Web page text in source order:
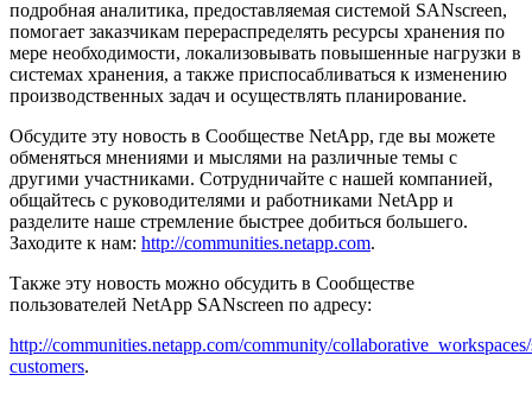
подробная аналитика, предоставляемая системой SANscreen,
помогает заказчикам перераспределять ресурсы хранения по
мере необходимости, локализовывать повышенные нагрузки в
системах хранения, а также приспосабливаться к изменению
производственных задач и осуществлять планирование.
Обсудите эту новость в Сообществе NetApp, где вы можете
обменяться мнениями и мыслями на различные темы с
другими участниками. Сотрудничайте с нашей компанией,
общайтесь с руководителями и работниками NetApp и
разделите наше стремление быстрее добиться большего.
Заходите к нам: http://communities.netapp.com.
Также эту новость можно обсудить в Сообществе
пользователей NetApp SANscreen по адресу:
http://communities.netapp.com/community/collaborative_workspaces/
customers.